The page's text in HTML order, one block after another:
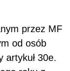
przez MF
od osób
artykuł 30e.